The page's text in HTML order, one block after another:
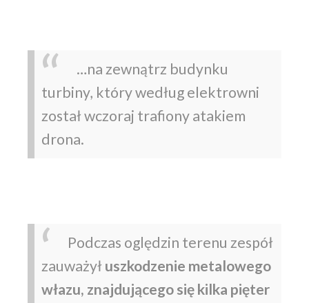
…na zewnątrz budynku
turbiny, który według elektrowni
został wczoraj trafiony atakiem
drona.
Podczas oględzin terenu zespół
zauważył uszkodzenie metalowego
włazu, znajdującego się kilka pięter